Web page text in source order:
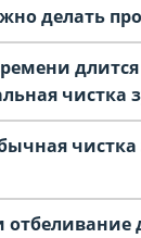
делать
длится
чистка
чистка
отбеливание